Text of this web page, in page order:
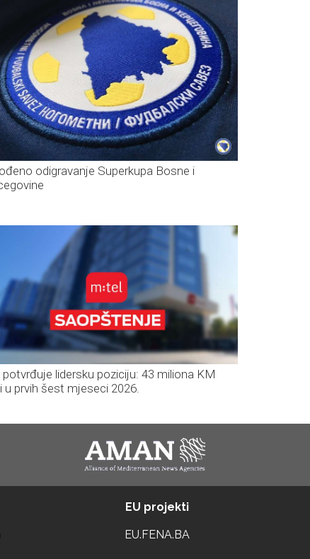
odigravanje Superkupa Bosne i
lidersku poziciju: 43 miliona KM
u prvih šest mjeseci 2026.
EU projekti
EU.FENA.BA